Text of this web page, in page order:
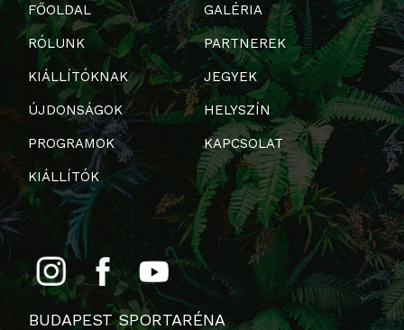
FŐOLDAL
RÓLUNK
KIÁLLÍTÓKNAK
ÚJDONSÁGOK
PROGRAMOK
KIÁLLÍTÓK
GALÉRIA
PARTNEREK
JEGYEK
HELYSZÍN
KAPCSOLAT
BUDAPEST SPORTARÉNA